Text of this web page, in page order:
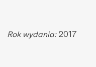
Rok wydania: 2017